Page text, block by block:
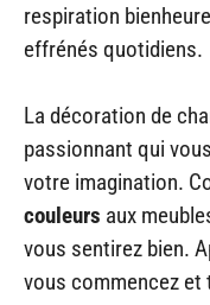
respiration
effrénés quotidiens.
La décoration de
passionnant qui
votre imagination.
couleurs aux
vous sentirez bien.
vous commencez et